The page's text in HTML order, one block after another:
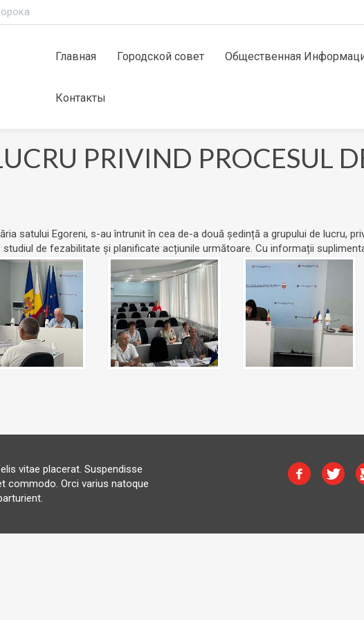
Главная Городской совет Общественная
Контакты
PRIVIND PROCESUL
satului Egoreni, s-au întrunit în cea de-a două ședință a grupului de lucru,
de fezabilitate și planificate acțiunile următoare. Cu informații
vitae placerat. Suspendisse
commodo. Orci varius natoque